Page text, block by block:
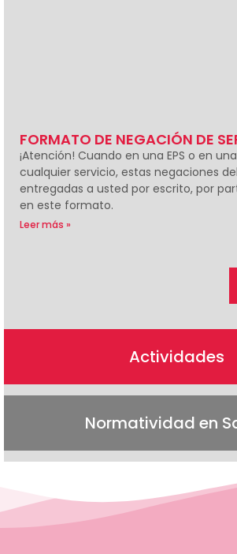
FORMATO DE NEGACIÓN DE
¡Atención! Cuando en una EPS o en
cualquier servicio, estas negaciones
entregadas a usted por escrito, por
en este formato.
Leer más »
Actividades
Normatividad en